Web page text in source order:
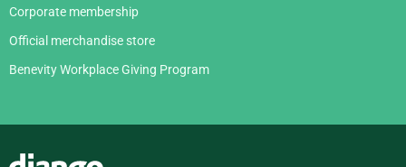
Corporate membership
Official merchandise store
Benevity Workplace Giving Program